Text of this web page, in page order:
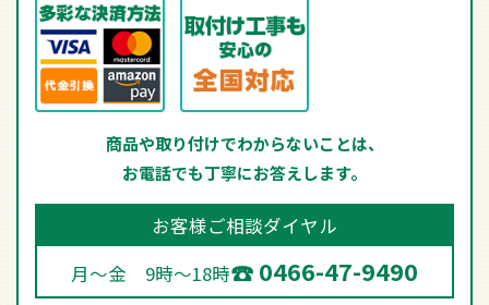
商品や取り付けでわからないことは、
お電話でも丁寧にお答えします。
お客様ご相談ダイヤル
月～金 9時～18時
0466-47-9490